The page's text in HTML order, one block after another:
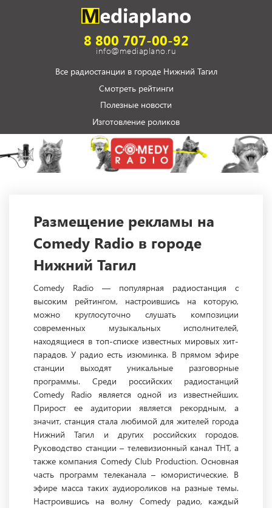
8 800 707-00-92
info@mediaplano.ru
Все радиостанции в городе Нижний Тагил
Смотреть рейтинги
Полезные новости
Изготовление роликов
Размещение рекламы на
Comedy Radio в городе
Нижний Тагил
Comedy Radio — популярная радиостанция с
высоким рейтингом, настроившись на которую,
можно круглосуточно слушать композиции
современных музыкальных исполнителей,
находящиеся в топ-списке известных мировых хит-
парадов. У радио есть изюминка. В прямом эфире
станции выходят уникальные разговорные
программы. Среди российских радиостанций
Comedy Radio является одной из известнейших.
Прирост ее аудитории является рекордным, а
значит, станция стала любимой для жителей города
Нижний Тагил и других российских городов.
Руководство станции – телевизионный канал ТНТ, а
также компания Comedy Club Production. Основная
часть программ телеканала – юмористические. В
эфире масса таких аудиороликов на разные темы.
Настроившись на волну Comedy радио, каждый